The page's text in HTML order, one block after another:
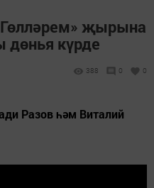
җырына
дөнья күрде
388 0 0
Разов һәм Виталий